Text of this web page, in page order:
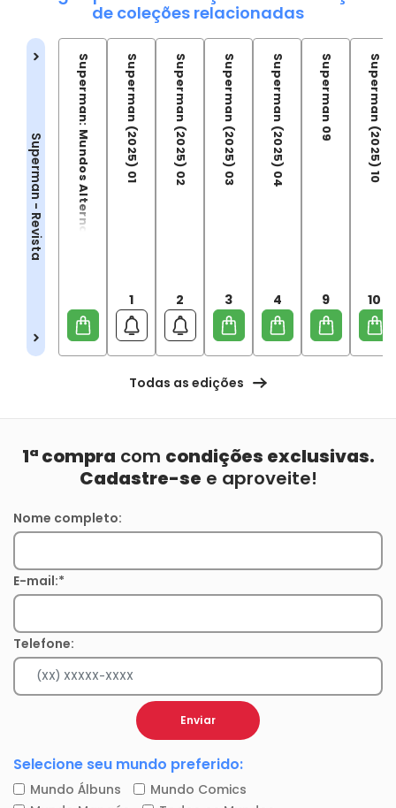
de coleções relacionadas
Superman - Revista Superman: Mundos Alternativos Superman (2025) 01
1
Superman (2025) 02
2
Superman (2025) 03
3
Superman (2025) 04
4
Superman 09
9
Superman (2025) 10
10
Todas as edições